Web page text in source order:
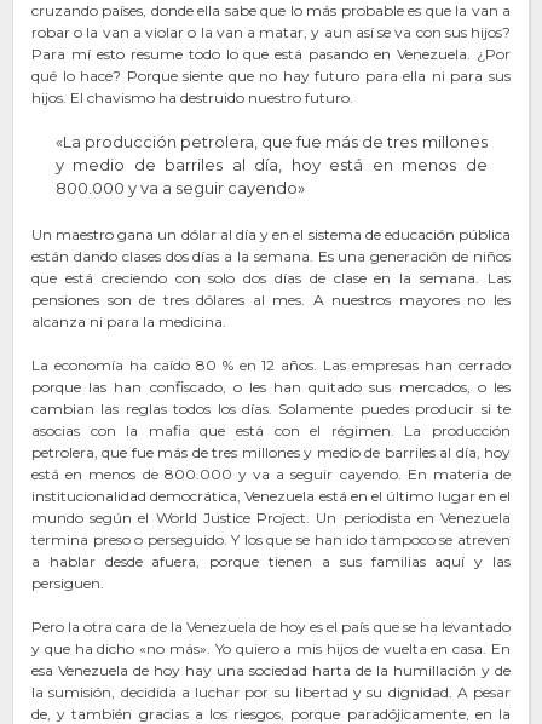
cruzando países, donde ella sabe que lo más probable es que la van a
robar o la van a violar o la van a matar, y aun así se va con sus hijos?
Para mí esto resume todo lo que está pasando en Venezuela. ¿Por
qué lo hace? Porque siente que no hay futuro para ella ni para sus
hijos. El chavismo ha destruido nuestro futuro.
«La producción petrolera, que fue más de tres millones
y medio de barriles al día, hoy está en menos de
800.000 y va a seguir cayendo»
Un maestro gana un dólar al día y en el sistema de educación pública
están dando clases dos días a la semana. Es una generación de niños
que está creciendo con solo dos días de clase en la semana. Las
pensiones son de tres dólares al mes. A nuestros mayores no les
alcanza ni para la medicina.
La economía ha caído 80 % en 12 años. Las empresas han cerrado
porque las han confiscado, o les han quitado sus mercados, o les
cambian las reglas todos los días. Solamente puedes producir si te
asocias con la mafia que está con el régimen. La producción
petrolera, que fue más de tres millones y medio de barriles al día, hoy
está en menos de 800.000 y va a seguir cayendo. En materia de
institucionalidad democrática, Venezuela está en el último lugar en el
mundo según el World Justice Project. Un periodista en Venezuela
termina preso o perseguido. Y los que se han ido tampoco se atreven
a hablar desde afuera, porque tienen a sus familias aquí y las
persiguen.
Pero la otra cara de la Venezuela de hoy es el país que se ha levantado
y que ha dicho «no más». Yo quiero a mis hijos de vuelta en casa. En
esa Venezuela de hoy hay una sociedad harta de la humillación y de
la sumisión, decidida a luchar por su libertad y su dignidad. A pesar
de, y también gracias a los riesgos, porque paradójicamente, en la